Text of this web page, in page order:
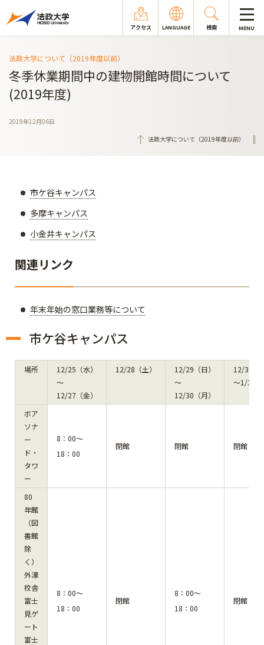
アクセス LANGUAGE 検索 MENU
法政大学について（2019年度以前）
冬季休業期間中の建物開館時間について
(2019年度)
2019年12月06日
法政大学について（2019年度以前）
市ケ谷キャンパス
多摩キャンパス
小金井キャンパス
関連リンク
年末年始の窓口業務等について
市ケ谷キャンパス
場所
12/25（水）
～
12/27（金）
12/28（土）
12/29（日）
～
12/30（月）
12/31（
～1/3（
ボア
ソナ
ー
ド・
タワ
ー
8：00～
18：00
閉館 閉館 閉館
80
年館
（図
書館
除
く）
外濠
校舎
富士
見ゲ
ート
富士
8：00～
18：00
閉館
8：00～
18：00
閉館